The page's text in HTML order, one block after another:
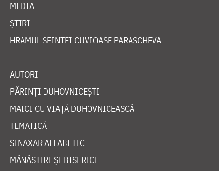
MEDIA
ȘTIRI
HRAMUL SFINTEI CUVIOASE PARASCHEVA
AUTORI
PĂRINȚI DUHOVNICEȘTI
MAICI CU VIAȚĂ DUHOVNICEASCĂ
TEMATICĂ
SINAXAR ALFABETIC
MĂNĂSTIRI ȘI BISERICI